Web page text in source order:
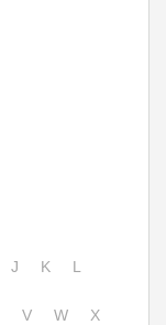
J K L
V W X